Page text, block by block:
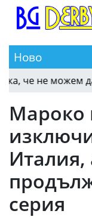
Ново
11:01 Аморим:
Мароко
Италия,
серия